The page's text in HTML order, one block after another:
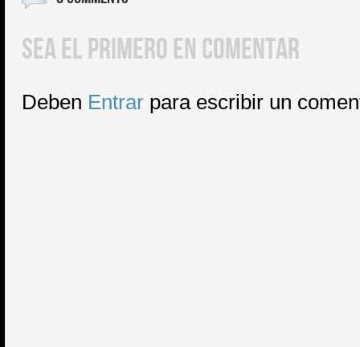
SEA EL PRIMERO EN COMENTAR
Deben Entrar para escribir un